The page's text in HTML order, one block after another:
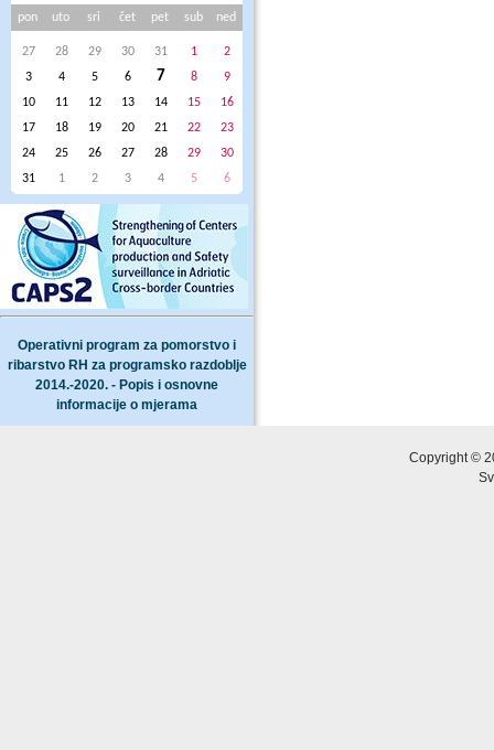
pon uto sri čet pet sub ned
27 28 29 30 31 1
2
3
4 5 6 7 8
9
10
11 12 13 14 15
16
17
18 19 20 21 22
23
24
25 26 27 28 29
30
31
1 2 3 4 5 6
Operativni program za pomorstvo i
ribarstvo RH za programsko razdoblje
2014.-2020. - Popis i osnovne
informacije o mjerama
Copyright ©